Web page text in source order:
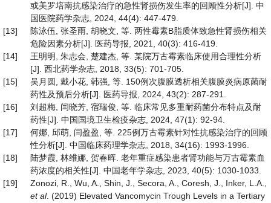
或美罗培南抗感染治疗的急性肾损伤发生率的回顾性分析[J]. 中
国医院药学杂志, 2024, 44(4): 447-479.
[13]
陈泳伍, 张圣雨, 胡晓文, 等. 两性霉素B脂质体致急性肾损伤相关
危险因素分析[J]. 医药导报, 2021, 40(3): 416-419.
[14]
王明明, 朱志会, 楚建杰, 等. 某院万古霉素临床使用合理性分析
[J]. 西北药学杂志, 2018, 33(5): 701-705.
[15]
吴月圆, 戴小花, 韩强, 等. 150例次腹膜透析相关腹膜炎病原菌耐
药性及预后分析[J]. 医药导报, 2024, 43(2): 287-291.
[16]
刘超梅, 闫晓芳, 宿瑞俊, 等. 临床常见多重耐药菌分布特点及耐
药性[J]. 中国国境卫生检疫杂志, 2024, 47(1): 92-94.
[17]
何娜, 邱萌, 闫盈盈, 等. 225例万古霉素针对性抗感染治疗的回顾
性分析[J]. 中国临床药理学杂志, 2018, 34(16): 1993-1996.
[18]
陆梦霞, 林维娜, 贺春晖. 老年重症感染患者肾功能与万古霉素血
药浓度的相关性[J]. 中国老年学杂志, 2023, 40(5): 1030-1033.
[19]
Zonozi, R., Wu, A., Shin, J., Secora, A., Coresh, J., Inker, L.A.,
et al. (2019) Elevated Vancomycin Trough Levels in a Tertiary